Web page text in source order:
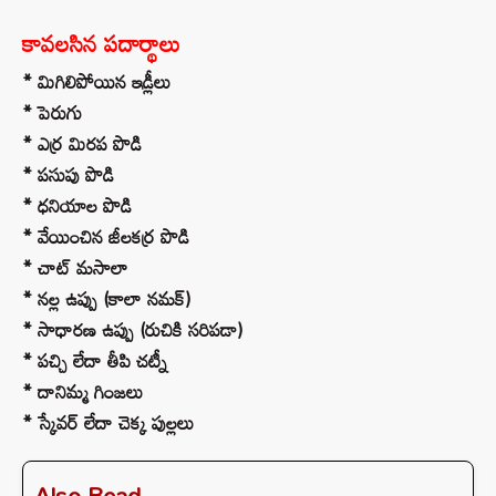
కావలసిన పదార్థాలు
* మిగిలిపోయిన ఇడ్లీలు
* పెరుగు
* ఎర్ర మిరప పొడి
* పసుపు పొడి
* ధనియాల పొడి
* వేయించిన జీలకర్ర పొడి
* చాట్ మసాలా
* నల్ల ఉప్పు (కాలా నమక్)
* సాధారణ ఉప్పు (రుచికి సరిపడా)
* పచ్చి లేదా తీపి చట్నీ
* దానిమ్మ గింజలు
* స్కేవర్ లేదా చెక్క పుల్లలు